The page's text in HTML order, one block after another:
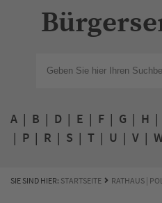
A | B | D | E | F | G | H |
| P | R | S | T | U | V |
SIE SIND HIER: STARTSEITE RATHAUS |